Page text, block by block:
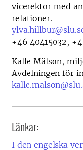
vicerektor med
relationer.
+46 40415032,
Kalle Mälson,
Avdelningen för
Länkar:
I den engelska